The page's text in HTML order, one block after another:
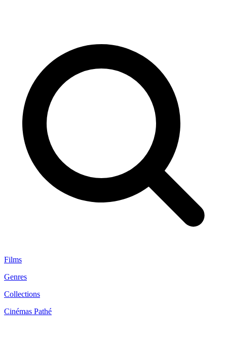
Films
Genres
Collections
Cinémas Pathé